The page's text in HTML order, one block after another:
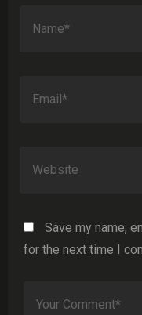
Save my name,
for the next time I